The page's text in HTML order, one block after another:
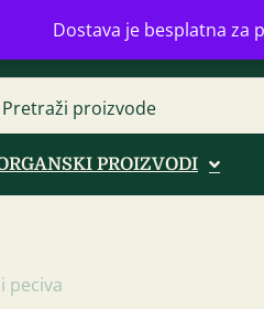
Dostava je besplatna za
Novi Beograd
PROIZVODI
peciva